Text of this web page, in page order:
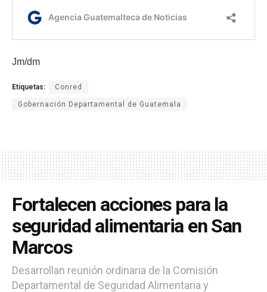
Jm/dm
Etiquetas: Conred
Gobernación Departamental de Guatemala
Fortalecen acciones para la
seguridad alimentaria en San
Marcos
Desarrollan reunión ordinaria de la Comisión
Departamental de Seguridad Alimentaria y